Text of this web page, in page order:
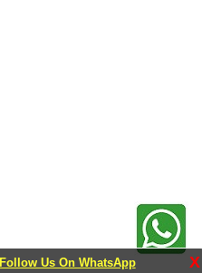
Follow Us On WhatsApp X